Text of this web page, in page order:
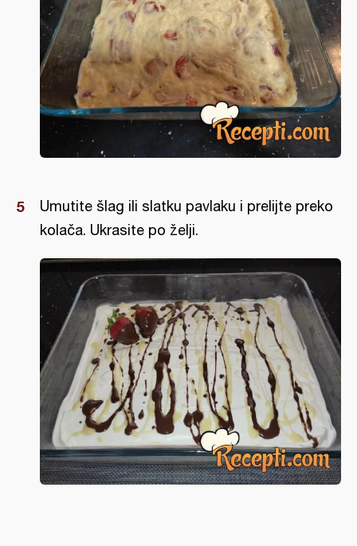
Umutite šlag ili slatku pavlaku i prelijte preko
kolača. Ukrasite po želji.